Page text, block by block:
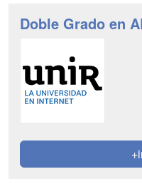
Doble Grado en